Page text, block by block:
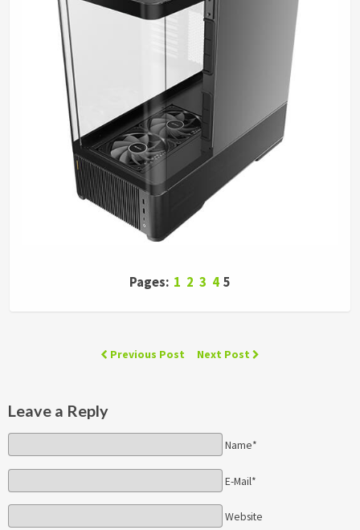
Pages: 1 2 3 4 5
Previous Post Next Post
Leave a Reply
Name*
E-Mail*
Website